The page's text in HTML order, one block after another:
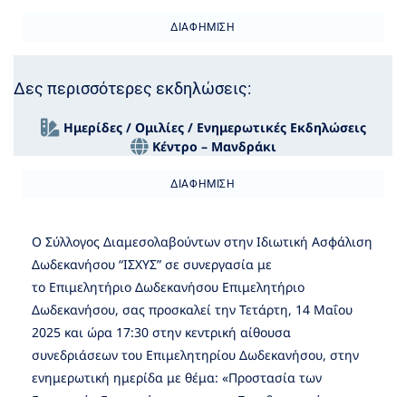
ΔΙΑΦΉΜΙΣΗ
Δες περισσότερες εκδηλώσεις:
Ημερίδες / Ομιλίες / Ενημερωτικές Εκδηλώσεις
Κέντρο – Μανδράκι
ΔΙΑΦΉΜΙΣΗ
Ο Σύλλογος Διαμεσολαβούντων στην Ιδιωτική Ασφάλιση
Δωδεκανήσου “ΙΣΧΥΣ” σε συνεργασία με
το Επιμελητήριο Δωδεκανήσου Επιμελητήριο
Δωδεκανήσου, σας προσκαλεί την Τετάρτη, 14 Μαΐου
2025 και ώρα 17:30 στην κεντρική αίθουσα
συνεδριάσεων του Επιμελητηρίου Δωδεκανήσου, στην
ενημερωτική ημερίδα με θέμα: «Προστασία των